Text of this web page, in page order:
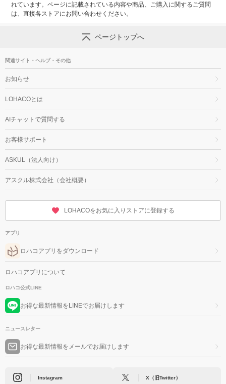
れています。ページに記載されている内容や商品、ご購入に関するご質問
は、直接各ストアにお問い合わせください。
ページトップへ
関連サイト・ヘルプ・その他
お知らせ
LOHACOとは
AIチャットで質問する
お客様サポート
ASKUL（法人向け）
アスクル株式会社（会社概要）
LOHACOをお気に入りストアに登録する
アプリ
ロハコアプリをダウンロード
ロハコアプリについて
ロハコ公式LINE
お得な最新情報をLINEでお届けします
ニュースレター
お得な最新情報をメールでお届けします
Instagram X（旧Twitter）